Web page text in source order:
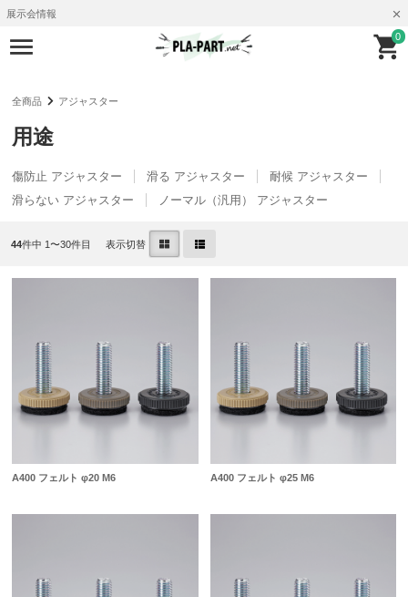
展示会情報
0
全商品 アジャスター
用途
傷防止 アジャスター 滑る アジャスター
耐候 アジャスター
滑らない アジャスター
ノーマル（汎用） アジャスター
44件中 1〜30件目 表示切替
A400 フェルト φ20 M6 A400 フェルト φ25 M6